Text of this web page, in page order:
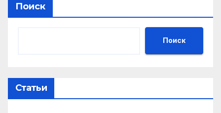
Поиск
Поиск
Статьи